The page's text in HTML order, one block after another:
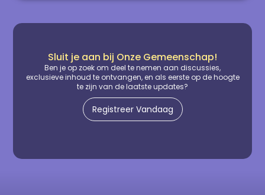
Sluit je aan bij Onze Gemeenschap!
Ben je op zoek om deel te nemen aan discussies,
exclusieve inhoud te ontvangen, en als eerste op de hoogte
te zijn van de laatste updates?
Registreer Vandaag